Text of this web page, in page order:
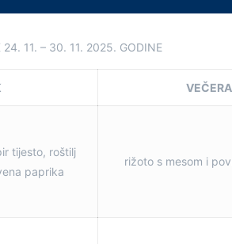
24. 11. – 30. 11. 2025. GODINE
VEČERA
tijesto, roštilj
paprika
rižoto s mesom i